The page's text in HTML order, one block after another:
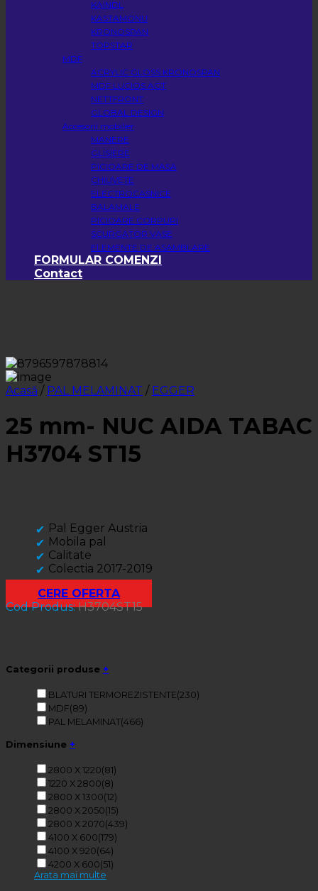
KAINDL
KASTAMONU
KRONOSPAN
TOPSTAR
MDF
ACRYLIC GLOSS KRONOSPAN
MDF LUCIOS AGT
NETTFRONT
GLOBAL DESIGN
Accesorii mobilier
MANERE
GLISIERE
PICIOARE DE MASA
CHIUVETE
ELECTROCASNICE
BALAMALE
PICIOARE CORPURI
SCURGATOR VASE
ELEMENTE DE ASAMBLARE
FORMULAR COMENZI
Contact
Acasă / PAL MELAMINAT / EGGER
25 mm- NUC AIDA TABAC
H3704 ST15
Pal Egger Austria
Mobila pal
Calitate
Colectia 2017-2019
CERE OFERTA
Cod Produs:H3704ST15
Categorii produse +
BLATURI TERMOREZISTENTE(230)
MDF(89)
PAL MELAMINAT(466)
Dimensiune +
2800 X 1220(81)
1220 X 2800(8)
2800 X 1300(12)
2800 X 2050(15)
2800 X 2070(439)
4100 X 600(179)
4100 X 920(64)
4200 X 600(51)
Arata mai multe